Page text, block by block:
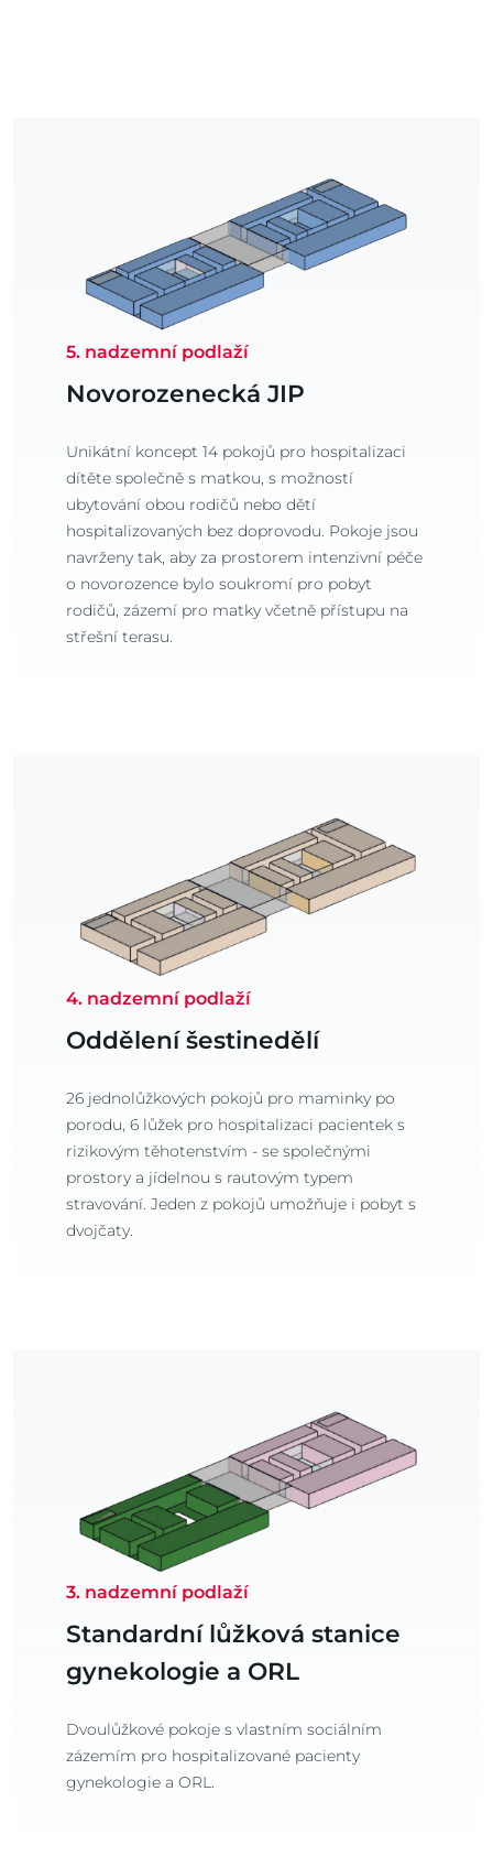
5. nadzemní podlaží
Novorozenecká JIP
Unikátní koncept 14 pokojů pro hospitalizaci
dítěte společně s matkou, s možností
ubytování obou rodičů nebo dětí
hospitalizovaných bez doprovodu. Pokoje jsou
navrženy tak, aby za prostorem intenzivní péče
o novorozence bylo soukromí pro pobyt
rodičů, zázemí pro matky včetně přístupu na
střešní terasu.
4. nadzemní podlaží
Oddělení šestinedělí
26 jednolůžkových pokojů pro maminky po
porodu, 6 lůžek pro hospitalizaci pacientek s
rizikovým těhotenstvím - se společnými
prostory a jídelnou s rautovým typem
stravování. Jeden z pokojů umožňuje i pobyt s
dvojčaty.
3. nadzemní podlaží
Standardní lůžková stanice
gynekologie a ORL
Dvoulůžkové pokoje s vlastním sociálním
zázemím pro hospitalizované pacienty
gynekologie a ORL.